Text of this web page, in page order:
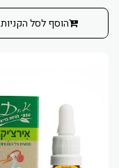
הוסף לסל הקניות